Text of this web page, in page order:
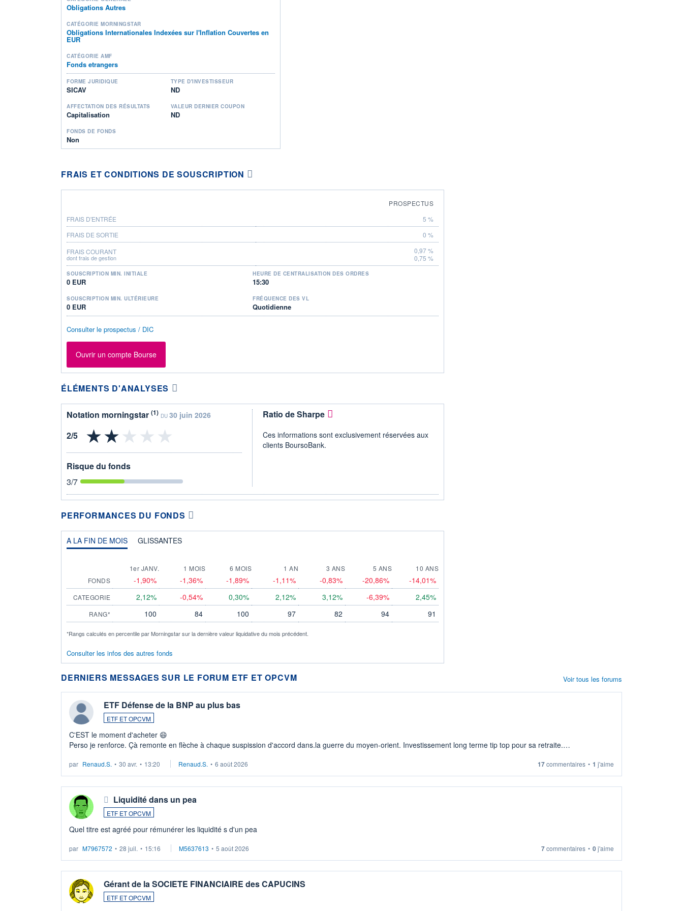
Obligations Autres
CATÉGORIE MORNINGSTAR
Obligations Internationales Indexées sur l'Inflation Couvertes en
EUR
CATÉGORIE AMF
Fonds etrangers
FORME JURIDIQUE
SICAV
TYPE D'INVESTISSEUR
ND
AFFECTATION DES RÉSULTATS
Capitalisation
VALEUR DERNIER COUPON
ND
FONDS DE FONDS
Non
FRAIS ET CONDITIONS DE SOUSCRIPTION
PROSPECTUS
FRAIS D'ENTRÉE
5 %
FRAIS DE SORTIE
0 %
FRAIS COURANT
dont frais de gestion
0,97 %
0,75 %
SOUSCRIPTION MIN. INITIALE
0 EUR
HEURE DE CENTRALISATION DES ORDRES
15:30
SOUSCRIPTION MIN. ULTÉRIEURE
0 EUR
FRÉQUENCE DES VL
Quotidienne
Consulter le prospectus / DIC
Ouvrir un compte Bourse
ÉLÉMENTS D'ANALYSES
Notation morningstar (1) DU 30 juin 2026
Risque du fonds
3/7
Ratio de Sharpe
Ces informations sont exclusivement réservées aux
clients BoursoBank.
PERFORMANCES DU FONDS
A LA FIN DE MOIS GLISSANTES
1er JANV. 1 MOIS 6 MOIS 1 AN 3 ANS 5 ANS
10 ANS
FONDS
-1,90% -1,36% -1,89% -1,11% -0,83% -20,86% -14,01%
CATEGORIE 2,12% -0,54% 0,30% 2,12% 3,12% -6,39% 2,45%
RANG* 100 84 100 97 82 94 91
*Rangs calculés en percentile par Morningstar sur la dernière valeur liquidative du mois précédent.
Consulter les infos des autres fonds
DERNIERS MESSAGES SUR LE FORUM ETF ET OPCVM
ETF Défense de la BNP au plus bas
ETF ET OPCVM
C'EST le moment d'acheter 😄​
Perso je renforce. Çà remonte en flèche à chaque suspission d'accord dans.la guerre du moyen-orient. Investissement long terme tip top pour sa retraite.
par Renaud.S. • 30 avr. • 13:20 Renaud.S. • 6 août 2026 17commentaires • 1 j'aime
Liquidité dans un pea
ETF ET OPCVM
Quel titre est agréé pour rémunérer les liquidité s d'un pea
par M7967572 • 28 juil. • 15:16 M5637613 • 5 août 2026 7commentaires • 0j'aime
Gérant de la SOCIETE FINANCIAIRE des CAPUCINS
ETF ET OPCVM
Voir tous les forums